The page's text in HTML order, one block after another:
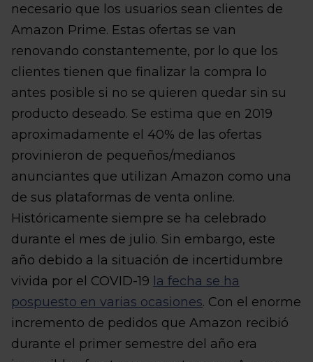
necesario que los usuarios sean clientes de
Amazon Prime. Estas ofertas se van
renovando constantemente, por lo que los
clientes tienen que finalizar la compra lo
antes posible si no se quieren quedar sin su
producto deseado. Se estima que en 2019
aproximadamente el 40% de las ofertas
provinieron de pequeños/medianos
anunciantes que utilizan Amazon como una
de sus plataformas de venta online.
Históricamente siempre se ha celebrado
durante el mes de julio. Sin embargo, este
año debido a la situación de incertidumbre
vivida por el COVID-19 la fecha se ha
pospuesto en varias ocasiones. Con el enorme
incremento de pedidos que Amazon recibió
durante el primer semestre del año era